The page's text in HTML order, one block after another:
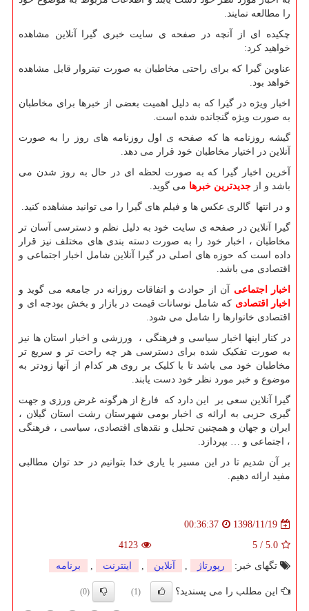
را مطالعه نمایند.
چکیده ای از آنچه در صفحه ی سایت خبری گیرا آنلاین مشاهده
خواهید کرد:
عناوین گیرا که برای راحتی مخاطبان به صورت تیتروار قابل مشاهده
خواهد بود.
اخبار ویژه در گیرا که به دلیل اهمیت بعضی از خبرها برای مخاطبان
به صورت ویژه گنجانده شده است.
گیشه روزنامه ها که صفحه ی اول روزنامه های روز را به صورت
آنلاین در اختیار مخاطبان خود قرار می دهد.
آخرین اخبار گیرا که به صورت لحظه ای در حال به روز شدن می
باشد و از جدیدترین خبرها می گوید.
و در انتها گالری عکس ها و فیلم های گیرا را می توانید مشاهده کنید.
گیرا آنلاین در صفحه ی سایت خود به دلیل نظم و دسترسی آسان تر
مخاطبان ، اخبار خود را به صورت دسته بندی های مختلف نیز قرار
داده است که حوزه های اصلی در گیرا آنلاین شامل اخبار اجتماعی و
اقتصادی می باشد.
اخبار اجتماعی آن از حوادث و اتفاقات روزانه در جامعه می گوید و
اخبار اقتصادی که شامل نوسانات قیمت در بازار و بخش بودجه ای و
اقتصادی خانوارها را شامل می شود.
در کنار اینها اخبار سیاسی و فرهنگی ، ورزشی و اخبار استان ها نیز
به صورت تفکیک شده برای دسترسی هر چه راحت تر و سریع تر
مخاطبان خود می باشد تا با کلیک بر روی هر کدام از آنها زودتر به
موضوع و خبر مورد نظر خود دست یابند.
گیرا آنلاین سعی بر این دارد که فارغ از هرگونه غرض ورزی و جهت
گیری حزبی به ارائه ی اخبار بومی شهرستان رشت استان گیلان ،
ایران و جهان و همچنین تحلیل و نقدهای اقتصادی، سیاسی ، فرهنگی
، اجتماعی و … بپردازد.
بر آن شدیم تا در این مسیر با یاری خدا بتوانیم در حد توان مطالبی
مفید ارائه دهیم.
1398/11/19
00:36:37
5.0
/
5
4123
تگهای خبر:
رپورتاژ , آنلاین , اینترنت , برنامه
این مطلب را می پسندید؟ (1)
(0)